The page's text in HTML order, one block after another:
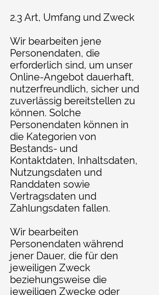
2.3 Art, Umfang und Zweck
Wir bearbeiten jene
Personendaten, die
erforderlich sind, um unser
Online-Angebot dauerhaft,
nutzerfreundlich, sicher und
zuverlässig bereitstellen zu
können. Solche
Personendaten können in
die Kategorien von
Bestands- und
Kontaktdaten, Inhaltsdaten,
Nutzungsdaten und
Randdaten sowie
Vertragsdaten und
Zahlungsdaten fallen.
Wir bearbeiten
Personendaten während
jener Dauer, die für den
jeweiligen Zweck
beziehungsweise die
jeweiligen Zwecke oder